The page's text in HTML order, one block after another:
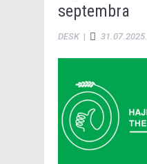
septembra
DESK| 31.07.2025.